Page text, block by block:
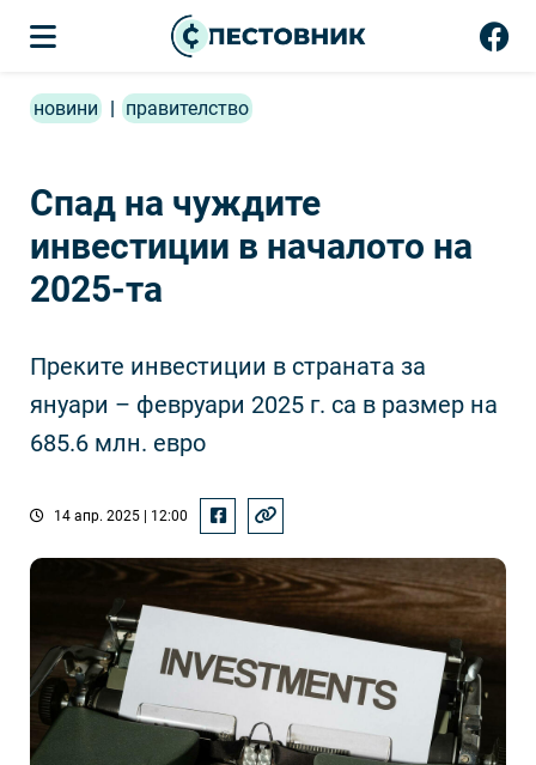
новини | правителство
Спад на чуждите
инвестиции в началото на
2025-та
Преките инвестиции в страната за
януари – февруари 2025 г. са в размер на
685.6 млн. евро
14 апр. 2025 | 12:00